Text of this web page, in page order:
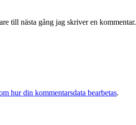
till nästa gång jag skriver en kommentar.
hur din kommentarsdata bearbetas.